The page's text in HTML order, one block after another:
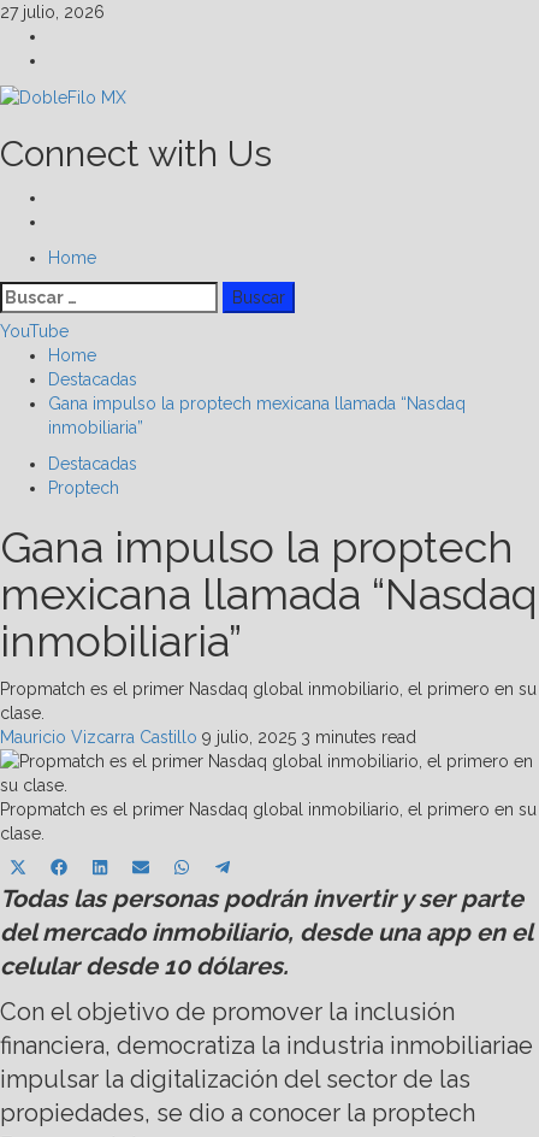
Skip
content
27 julio, 2026
Connect with Us
Primary
Menu
Home
Buscar:
YouTube
Home
Destacadas
Gana impulso la proptech mexicana llamada “Nasdaq
inmobiliaria”
Destacadas
Proptech
Gana impulso la proptech
mexicana llamada “Nasdaq
inmobiliaria”
Propmatch es el primer Nasdaq global inmobiliario, el primero en su
clase.
Mauricio Vizcarra Castillo 9 julio, 2025 3 minutes read
Propmatch es el primer Nasdaq global inmobiliario, el primero en su
clase.
Share
on
(Twitter)
Share
on
Facebook
Share
on
LinkedInShare
on
Email
Share
on
WhatsApp
on
Todas las personas podrán invertir y ser parte
del mercado inmobiliario, desde una app en el
celulardesde 10 dólares.
Con el objetivo de promover la inclusión
financiera, democratiza la industria inmobiliariae
impulsar la digitalización del sector de las
propiedades, se dio a conocer la proptech